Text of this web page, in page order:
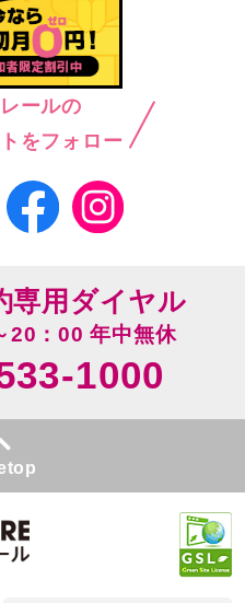
ールの
をフォロー
専用ダイヤル
20：00 年中無休
1000